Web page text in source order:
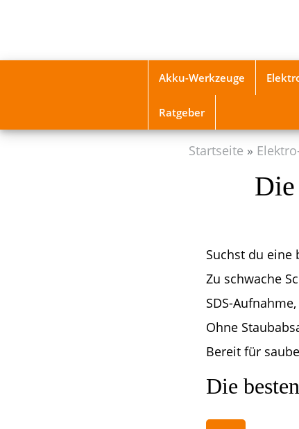
content
Akku-Werkzeuge
Ratgeber
Startseite
Suchst du
Zu schwache
SDS-
Ohne
Bereit für
Die